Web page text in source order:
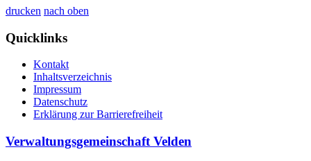
drucken nach oben
Quicklinks
Kontakt
Inhaltsverzeichnis
Impressum
Datenschutz
Erklärung zur Barrierefreiheit
Verwaltungsgemeinschaft Velden